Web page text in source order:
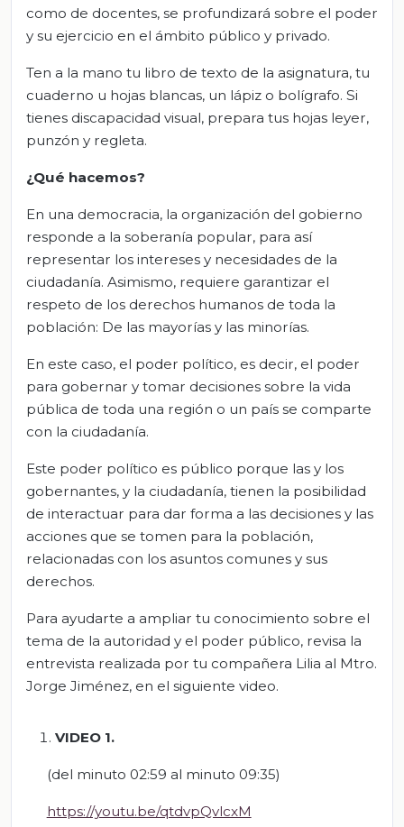
como de docentes, se profundizará sobre el poder
y su ejercicio en el ámbito público y privado.
Ten a la mano tu libro de texto de la asignatura, tu
cuaderno u hojas blancas, un lápiz o bolígrafo. Si
tienes discapacidad visual, prepara tus hojas leyer,
punzón y regleta.
¿Qué hacemos?
En una democracia, la organización del gobierno
responde a la soberanía popular, para así
representar los intereses y necesidades de la
ciudadanía. Asimismo, requiere garantizar el
respeto de los derechos humanos de toda la
población: De las mayorías y las minorías.
En este caso, el poder político, es decir, el poder
para gobernar y tomar decisiones sobre la vida
pública de toda una región o un país se comparte
con la ciudadanía.
Este poder político es público porque las y los
gobernantes, y la ciudadanía, tienen la posibilidad
de interactuar para dar forma a las decisiones y las
acciones que se tomen para la población,
relacionadas con los asuntos comunes y sus
derechos.
Para ayudarte a ampliar tu conocimiento sobre el
tema de la autoridad y el poder público, revisa la
entrevista realizada por tu compañera Lilia al Mtro.
Jorge Jiménez, en el siguiente video.
VIDEO 1.
(del minuto 02:59 al minuto 09:35)
https://youtu.be/qtdvpQvlcxM